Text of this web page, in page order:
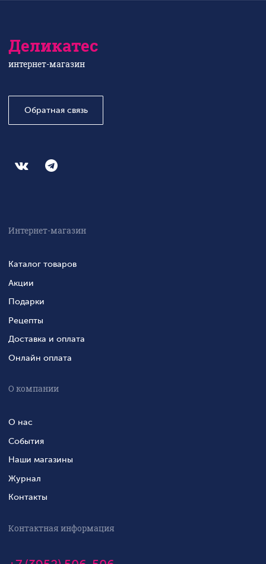
Деликатес
интернет-магазин
Обратная связь
Интернет-магазин
Каталог товаров
Акции
Подарки
Рецепты
Доставка и оплата
Онлайн оплата
О компании
О нас
События
Наши магазины
Журнал
Контакты
Контактная информация